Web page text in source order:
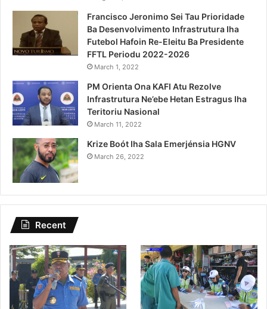
Francisco Jeronimo Sei Tau Prioridade
Ba Desenvolvimento Infrastrutura Iha
Futebol Hafoin Re-Eleitu Ba Presidente
FFTL Periodu 2022-2026
March 1, 2022
PM Orienta Ona KAFI Atu Rezolve
Infrastrutura Ne’ebe Hetan Estragus Iha
Teritoriu Nasional
March 11, 2022
Krize Boót Iha Sala Emerjénsia HGNV
March 26, 2022
Recent